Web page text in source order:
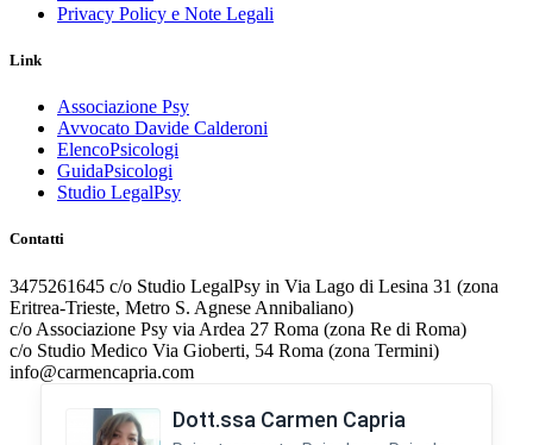
Privacy Policy e Note Legali
Link
Associazione Psy
Avvocato Davide Calderoni
ElencoPsicologi
GuidaPsicologi
Studio LegalPsy
Contatti
3475261645 c/o Studio LegalPsy in Via Lago di Lesina 31 (zona
Eritrea-Trieste, Metro S. Agnese Annibaliano)
c/o Associazione Psy via Ardea 27 Roma (zona Re di Roma)
c/o Studio Medico Via Gioberti, 54 Roma (zona Termini)
info@carmencapria.com